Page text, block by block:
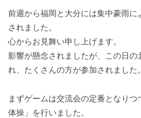
前週から福岡と大分には集中豪雨に
されました。
心からお見舞い申し上げます。
影響が懸念されましたが、この日の
れ、たくさんの方が参加されました。
まずゲームは交流会の定番となり
体操」を行いました。